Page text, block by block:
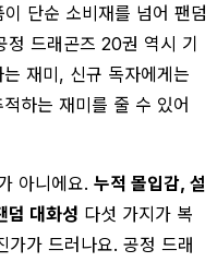
단순 소비재를 넘어 팬덤
정 드래곤즈 20권 역시 기
재미, 신규 독자에게는
하는 재미를 줄 수 있어
아니에요. 누적 몰입감, 설
덤 대화성 다섯 가지가 복
가가 드러나요. 공정 드래